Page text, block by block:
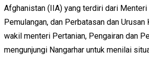
Afghanistan (IIA) yang terdiri dari
Pemulangan, dan Perbatasan dan Urusan
wakil menteri Pertanian, Pengairan dan
mengunjungi Nangarhar untuk menilai